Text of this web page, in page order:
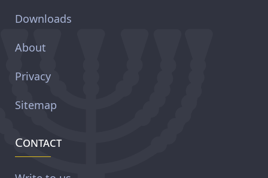
Downloads
About
Privacy
Sitemap
Contact